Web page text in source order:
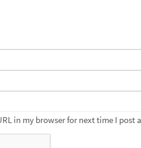
in my browser for next time I post